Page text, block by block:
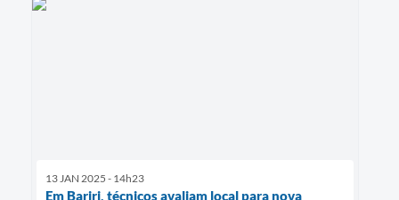
13 JAN 2025 - 14h23
Em Bariri, técnicos avaliam local para nova